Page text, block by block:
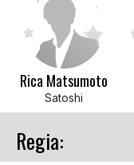
Rica Matsumoto
Satoshi
Regia: